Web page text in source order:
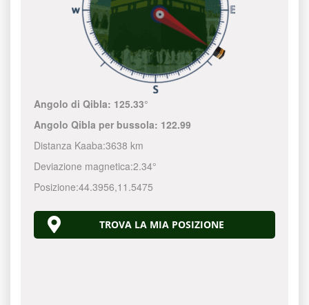
Angolo di Qibla: 125.33°
Angolo Qibla per bussola: 122.99
Distanza Kaaba:3638 km
Deviazione magnetica:2.34°
Posizione:44.3956,11.5475
TROVA LA MIA POSIZIONE